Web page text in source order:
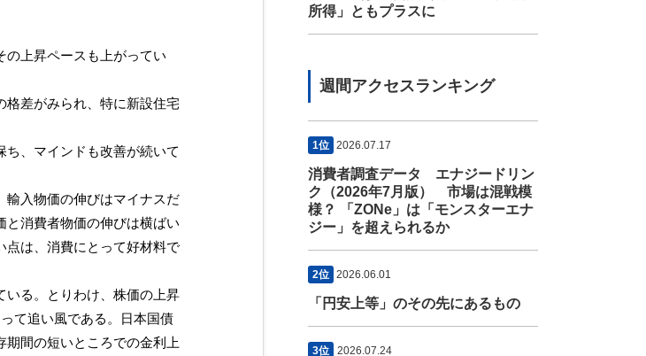
上昇ペースも上がってい
差がみられ、特に新設住宅
、マインドも改善が続いて
入物価の伸びはマイナスだ
と消費者物価の伸びは横ばい
点は、消費にとって好材料で
る。とりわけ、株価の上昇
て追い風である。日本国債
間の短いところでの金利上
所得」ともプラスに
週間アクセスランキング
1位 2026.07.17
消費者調査データ エナジードリン
ク（2026年7月版） 市場は混戦模
様？ 「ZONe」は「モンスターエナ
ジー」を超えられるか
2位 2026.06.01
「円安上等」のその先にあるもの
3位 2026.07.24